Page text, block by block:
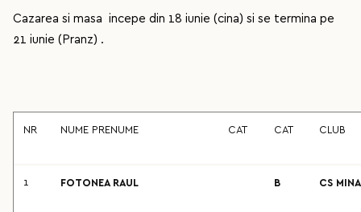
Cazarea si masa incepe din 18 iunie (cina) si se termina pe
21 iunie (Pranz) .
NR NUME PRENUME CAT CAT CLUB
1 FOTONEA RAUL B CS